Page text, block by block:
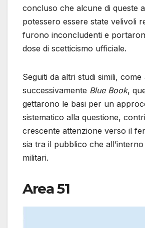
concluso che alcune di queste
potessero essere state velivoli
furono inconcludenti e
dose di scetticismo ufficiale.
Seguiti da altri studi simili, come
successivamente Blue Book,
gettarono le basi per un
sistematico alla questione,
crescente attenzione verso il
sia tra il pubblico che
militari.
Area 51